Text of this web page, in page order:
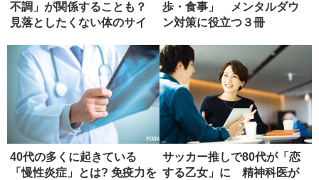
不調」が関係することも？
見落としたくない体のサイ
歩・食事」 メンタルダウ
ン対策に役立つ３冊
40代の多くに起きている
「慢性炎症」とは? 免疫力を
サッカー推しで80代が「恋
する乙女」に 精神科医が